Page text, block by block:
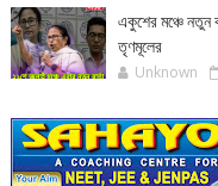
একুশের মঞ্চে নতুন
তৃণমূলের
Unknown